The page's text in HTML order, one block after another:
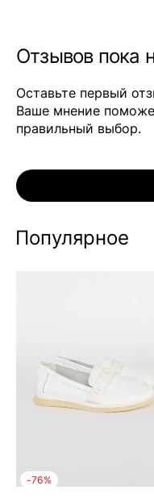
Отзывов пока
Оставьте первый
Ваше мнение
правильный выбор.
Популярное
-76%